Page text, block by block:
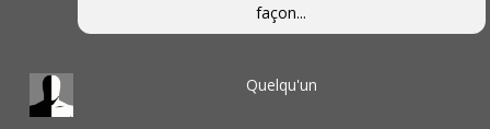
façon...
Quelqu'un